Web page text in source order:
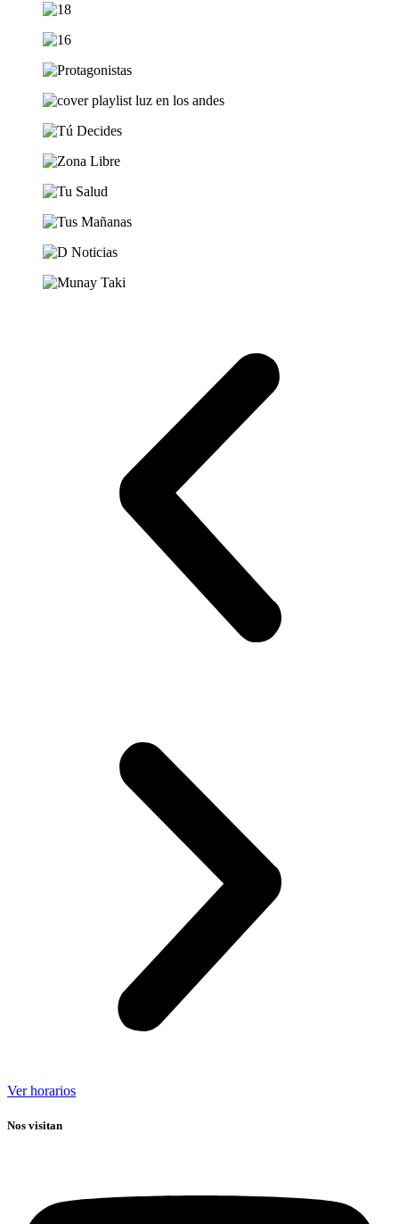
Ver horarios
Nos visitan